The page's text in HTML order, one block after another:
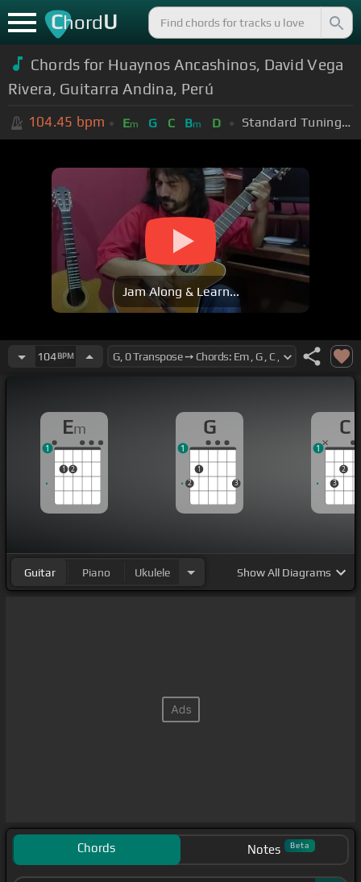
ChordU
Chords for Huaynos Ancashinos, David Vega
Rivera, Guitarra Andina, Perú
104.45 bpm Em G C Bm D Standard Tuning (EADGBE)
Jam Along & Learn...
104BPM
Em
1 2
1
G
2
1
3
1
C
3
2
1
Guitar Piano Ukulele ShowAll Diagrams
Chords Notes Beta